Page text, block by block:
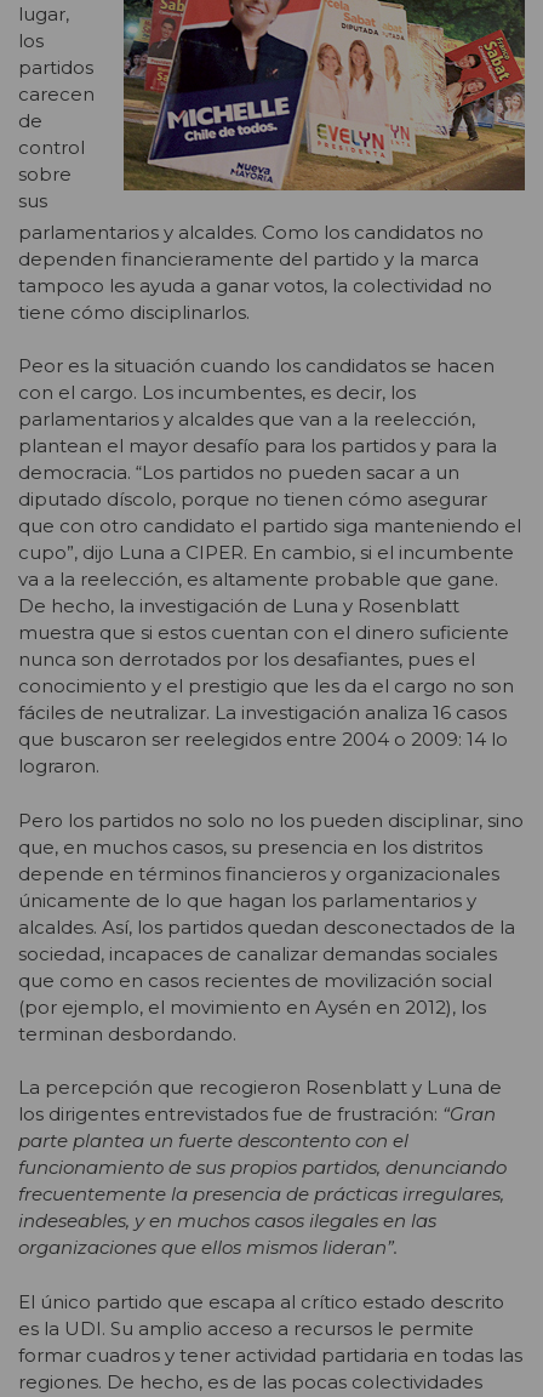
lugar,
los
partidos
carecen
de
control
sobre
sus
parlamentarios y alcaldes. Como los candidatos no
dependen financieramente del partido y la marca
tampoco les ayuda a ganar votos, la colectividad no
tiene cómo disciplinarlos.
Peor es la situación cuando los candidatos se hacen
con el cargo. Los incumbentes, es decir, los
parlamentarios y alcaldes que van a la reelección,
plantean el mayor desafío para los partidos y para la
democracia. “Los partidos no pueden sacar a un
diputado díscolo, porque no tienen cómo asegurar
que con otro candidato el partido siga manteniendo el
cupo”, dijo Luna a CIPER. En cambio, si el incumbente
va a la reelección, es altamente probable que gane.
De hecho, la investigación de Luna y Rosenblatt
muestra que si estos cuentan con el dinero suficiente
nunca son derrotados por los desafiantes, pues el
conocimiento y el prestigio que les da el cargo no son
fáciles de neutralizar. La investigación analiza 16 casos
que buscaron ser reelegidos entre 2004 o 2009: 14 lo
lograron.
Pero los partidos no solo no los pueden disciplinar, sino
que, en muchos casos, su presencia en los distritos
depende en términos financieros y organizacionales
únicamente de lo que hagan los parlamentarios y
alcaldes. Así, los partidos quedan desconectados de la
sociedad, incapaces de canalizar demandas sociales
que como en casos recientes de movilización social
(por ejemplo, el movimiento en Aysén en 2012), los
terminan desbordando.
La percepción que recogieron Rosenblatt y Luna de
los dirigentes entrevistados fue de frustración: “Gran
parte plantea un fuerte descontento con el
funcionamiento de sus propios partidos, denunciando
frecuentemente la presencia de prácticas irregulares,
indeseables, y en muchos casos ilegales en las
organizaciones que ellos mismos lideran”.
El único partido que escapa al crítico estado descrito
es la UDI. Su amplio acceso a recursos le permite
formar cuadros y tener actividad partidaria en todas las
regiones. De hecho, es de las pocas colectividades